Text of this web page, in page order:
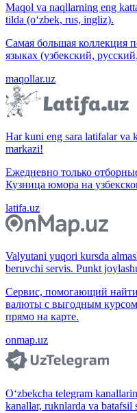
Maqol va naqllarning eng
tilda (o‘zbek, rus, ingliz).
Самая большая коллекция
языках (узбекский,
maqollar.uz
Har kuni eng sara latifalar va
markazi!
Ежедневно только
Кузница юмора на
latifa.uz
Valyutani yuqori kursda
beruvchi servis. Punkt
Сервис, помогающий
валюты с выгодным
прямо на карте.
onmap.uz
O‘zbekcha telegram
kanallar, ruknlarda va batafsil